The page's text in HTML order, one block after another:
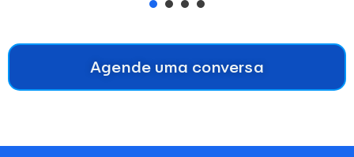
Agende uma conversa